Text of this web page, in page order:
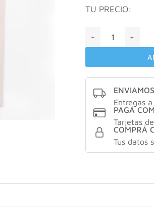
TU PRECIO:
Entregas
PAGÁ
Tarjetas
COMPRÁ
Tus datos